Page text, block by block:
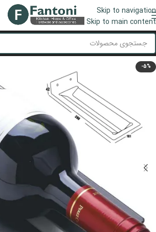
Skip to navigation
Skip to main content
منو
-5%